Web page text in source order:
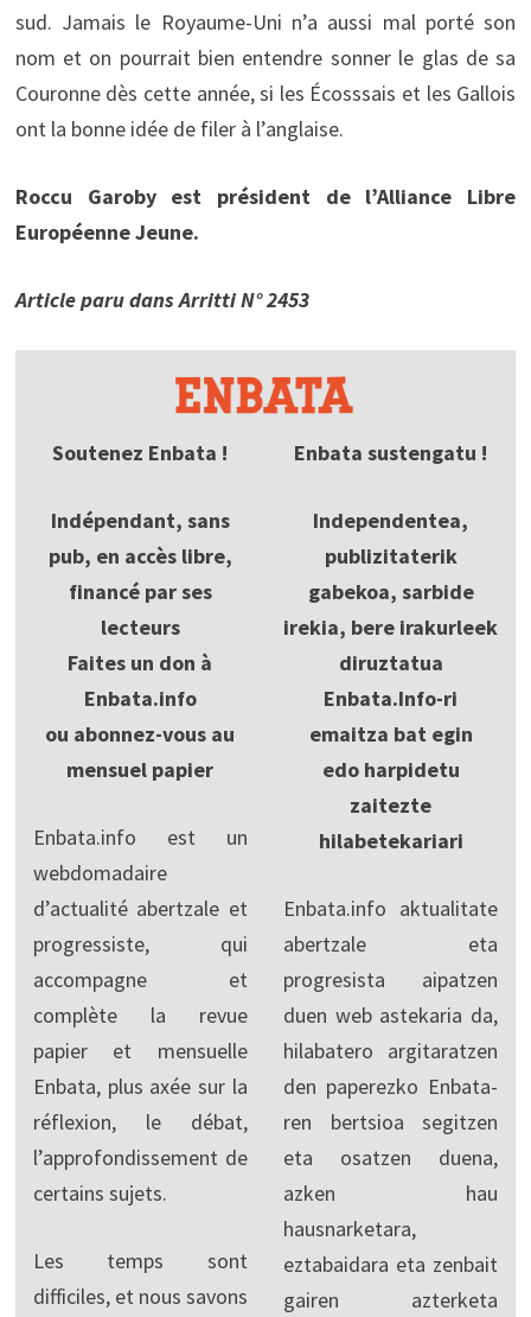
sud. Jamais le Royaume-Uni n’a aussi mal porté son
nom et on pourrait bien entendre sonner le glas de sa
Couronne dès cette année, si les Écosssais et les Gallois
ont la bonne idée de filer à l’anglaise.
Roccu Garoby est président de l’Alliance Libre
Européenne Jeune.
Article paru dans Arritti N° 2453
Soutenez Enbata !
Indépendant, sans
pub, en accès libre,
financé par ses
lecteurs
Faites un don à
Enbata.info
ou abonnez-vous au
mensuel papier
Enbata.info est un
webdomadaire
d’actualité abertzale et
progressiste, qui
accompagne et
complète la revue
papier et mensuelle
Enbata, plus axée sur la
réflexion, le débat,
l’approfondissement de
certains sujets.
Les temps sont
difficiles, et nous savons
Enbata sustengatu !
Independentea,
publizitaterik
gabekoa, sarbide
irekia, bere irakurleek
diruztatua
Enbata.Info-ri
emaitza bat egin
edo harpidetu
zaitezte
hilabetekariari
Enbata.info aktualitate
abertzale eta
progresista aipatzen
duen web astekaria da,
hilabatero argitaratzen
den paperezko Enbata-
ren bertsioa segitzen
eta osatzen duena,
azken hau
hausnarketara,
eztabaidara eta zenbait
gairen azterketa